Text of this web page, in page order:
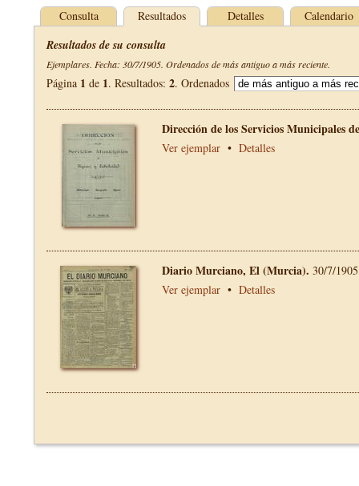
Consulta Resultados Detalles Calendario
Resultados de su consulta
Ejemplares. Fecha: 30/7/1905. Ordenados de más antiguo a más reciente.
Página 1 de 1. Resultados: 2. Ordenados
Dirección de los Servicios Municipales
Ver ejemplar • Detalles
Diario Murciano, El (Murcia). 30/7/
Ver ejemplar • Detalles